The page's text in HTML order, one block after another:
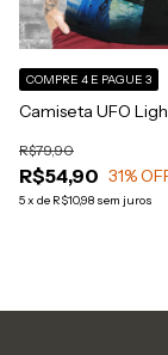
Camiseta UFO
R$54,90
R$79,90
31%
5x de R$10,98 sem juros
COMPRE 4 E PAGUE 3